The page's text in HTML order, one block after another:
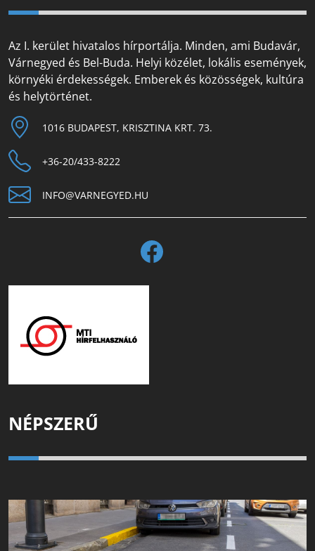
Az I. kerület hivatalos hírportálja. Minden, ami Budavár,
Várnegyed és Bel-Buda. Helyi közélet, lokális események,
környéki érdekességek. Emberek és közösségek, kultúra
és helytörténet.
1016 BUDAPEST, KRISZTINA KRT. 73.
+36-20/433-8222
INFO@VARNEGYED.HU
NÉPSZERŰ